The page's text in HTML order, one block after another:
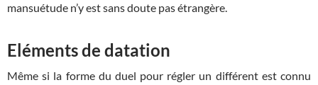
mansuétude n’y est sans doute pas étrangère.
Eléments de datation
Même si la forme du duel pour régler un différent est connu